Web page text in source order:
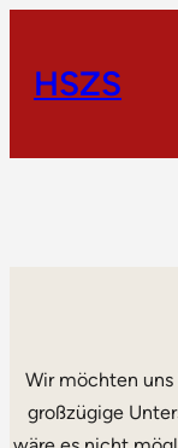
HSZS
Wir möchten uns
großzügige